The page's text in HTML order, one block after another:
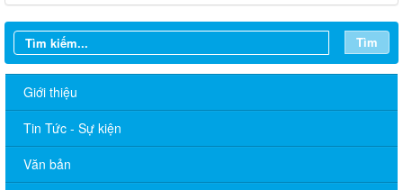
Tìm
Giới thiệu
Tin Tức - Sự kiện
Văn bản